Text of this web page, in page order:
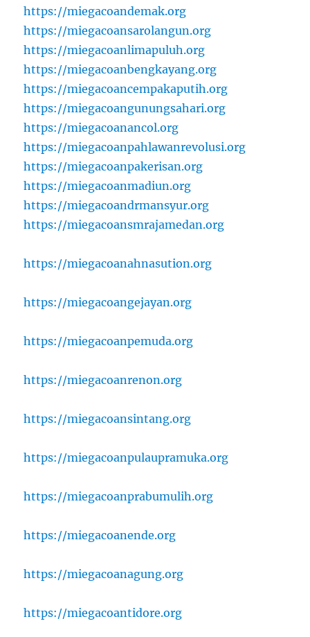
https://miegacoandemak.org
https://miegacoansarolangun.org
https://miegacoanlimapuluh.org
https://miegacoanbengkayang.org
https://miegacoancempakaputih.org
https://miegacoangunungsahari.org
https://miegacoanancol.org
https://miegacoanpahlawanrevolusi.org
https://miegacoanpakerisan.org
https://miegacoanmadiun.org
https://miegacoandrmansyur.org
https://miegacoansmrajamedan.org
https://miegacoanahnasution.org
https://miegacoangejayan.org
https://miegacoanpemuda.org
https://miegacoanrenon.org
https://miegacoansintang.org
https://miegacoanpulaupramuka.org
https://miegacoanprabumulih.org
https://miegacoanende.org
https://miegacoanagung.org
https://miegacoantidore.org